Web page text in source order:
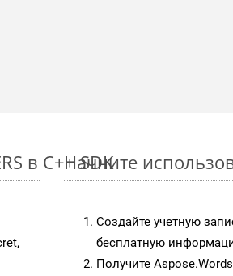
в C++ SDK
Начните
Создайте учетную
бесплатную
Получите